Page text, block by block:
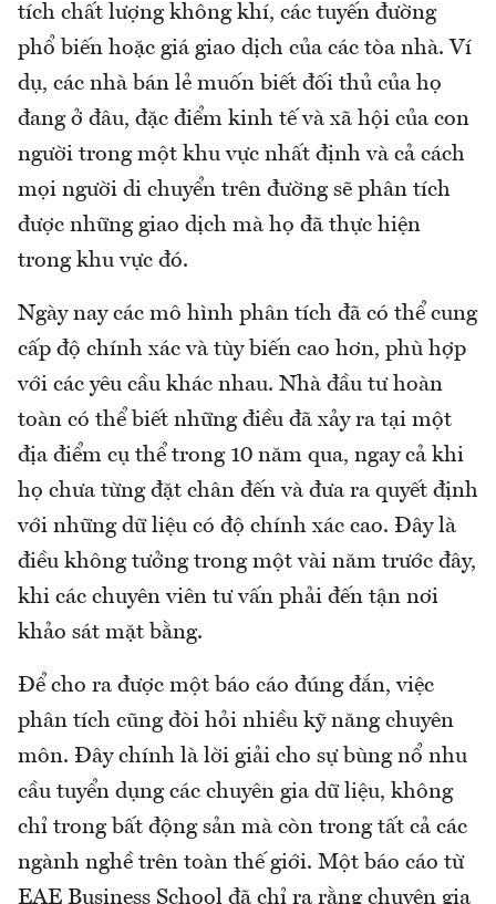
tích chất lượng không khí, các tuyến đường
phổ biến hoặc giá giao dịch của các tòa nhà. Ví
dụ, các nhà bán lẻ muốn biết đối thủ của họ
đang ở đâu, đặc điểm kinh tế và xã hội của con
người trong một khu vực nhất định và cả cách
mọi người di chuyển trên đường sẽ phân tích
được những giao dịch mà họ đã thực hiện
trong khu vực đó.
Ngày nay các mô hình phân tích đã có thể cung
cấp độ chính xác và tùy biến cao hơn, phù hợp
với các yêu cầu khác nhau. Nhà đầu tư hoàn
toàn có thể biết những điều đã xảy ra tại một
địa điểm cụ thể trong 10 năm qua, ngay cả khi
họ chưa từng đặt chân đến và đưa ra quyết định
với những dữ liệu có độ chính xác cao. Đây là
điều không tưởng trong một vài năm trước đây,
khi các chuyên viên tư vấn phải đến tận nơi
khảo sát mặt bằng.
Để cho ra được một báo cáo đúng đắn, việc
phân tích cũng đòi hỏi nhiều kỹ năng chuyên
môn. Đây chính là lời giải cho sự bùng nổ nhu
cầu tuyển dụng các chuyên gia dữ liệu, không
chỉ trong bất động sản mà còn trong tất cả các
ngành nghề trên toàn thế giới. Một báo cáo từ
EAE Business School đã chỉ ra rằng chuyên gia